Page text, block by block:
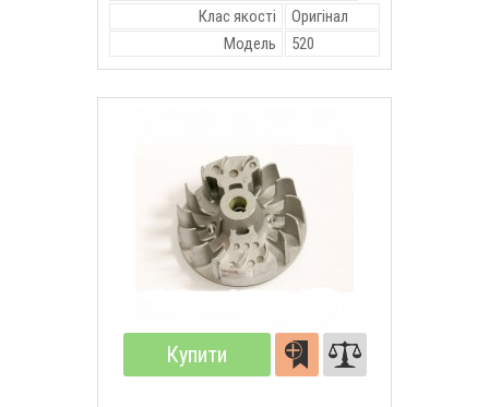
Клас якості
Оригінал
Модель
520
Купити